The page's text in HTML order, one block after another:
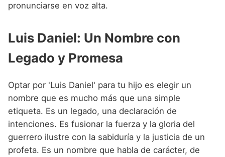
pronunciarse en voz alta.
Luis Daniel: Un Nombre con
Legado y Promesa
Optar por 'Luis Daniel' para tu hijo es elegir un
nombre que es mucho más que una simple
etiqueta. Es un legado, una declaración de
intenciones. Es fusionar la fuerza y la gloria del
guerrero ilustre con la sabiduría y la justicia de un
profeta. Es un nombre que habla de carácter, de